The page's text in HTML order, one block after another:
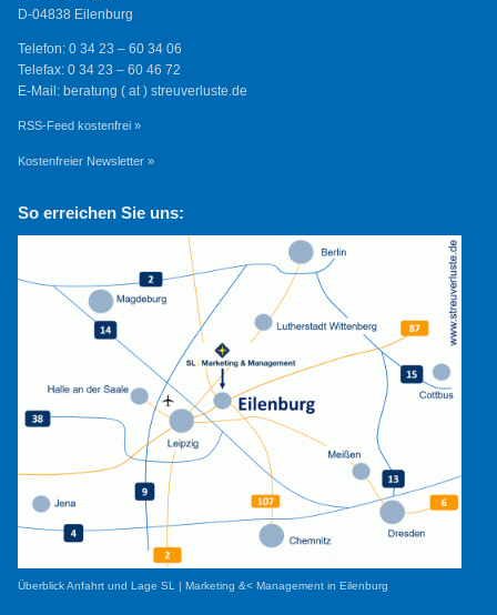
D-04838 Eilenburg
Telefon: 0 34 23 – 60 34 06
Telefax: 0 34 23 – 60 46 72
E-Mail: beratung ( at ) streuverluste.de
RSS-Feed kostenfrei »
Kostenfreier Newsletter »
So erreichen Sie uns:
Überblick Anfahrt und Lage SL | Marketing &< Management in Eilenburg